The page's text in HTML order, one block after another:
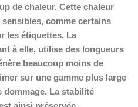
de chaleur. Cette chaleur
comme certains
les étiquettes. La
à elle, utilise des longueurs
beaucoup moins de
sur une gamme plus large
dommage. La stabilité